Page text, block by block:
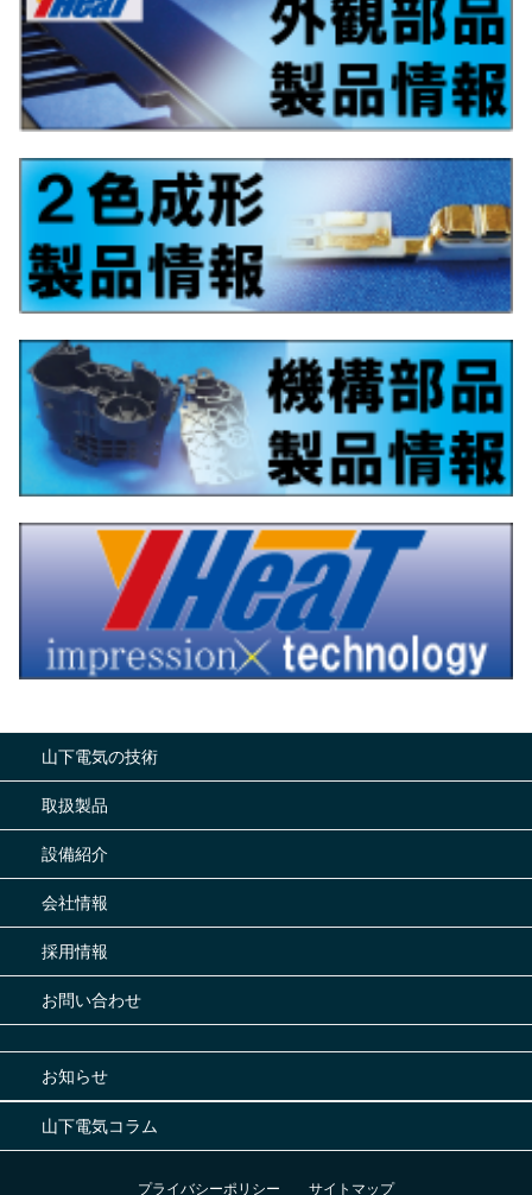
山下電気の技術
取扱製品
設備紹介
会社情報
採用情報
お問い合わせ
お知らせ
山下電気コラム
プライバシーポリシー サイトマップ